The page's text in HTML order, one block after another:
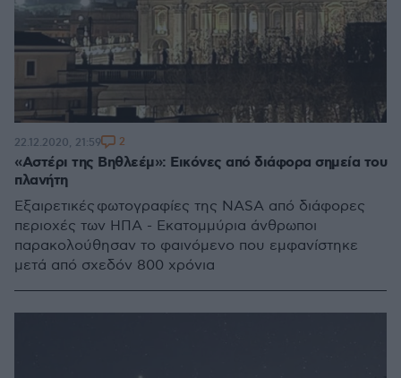
«Αστέρι της Βηθλεέμ»: Εικόνες από διάφορα σημεία του
πλανήτη
Εξαιρετικές φωτογραφίες της NASA από διάφορες
περιοχές των ΗΠΑ - Εκατομμύρια άνθρωποι
παρακολούθησαν το φαινόμενο που εμφανίστηκε
μετά από σχεδόν 800 χρόνια
22.12.2020, 21:59 2